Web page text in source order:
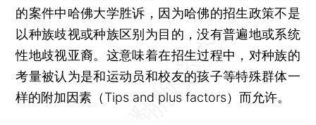
的案件中哈佛大学胜诉，因为哈佛的招生政策不是
以种族歧视或种族区别为目的，没有普遍地或系统
性地歧视亚裔。这意味着在招生过程中，对种族的
考量被认为是和运动员和校友的孩子等特殊群体一
样的附加因素（Tips and plus factors）而允许。